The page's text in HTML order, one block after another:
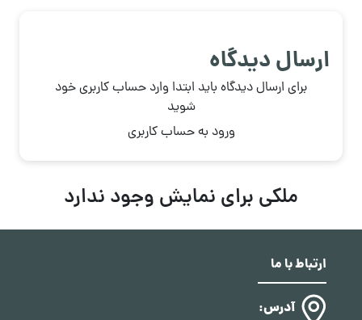
ارسال دیدگاه
برای ارسال دیدگاه باید ابتدا وارد حساب کاربری خود
شوید
ورود به حساب کاربری
ملکی برای نمایش وجود ندارد
ارتباط با ما
آدرس: